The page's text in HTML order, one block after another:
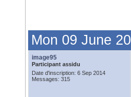
Mon 09 June
image95
Participant assidu
Date d'inscription: 6 Sep 2014
Messages: 315